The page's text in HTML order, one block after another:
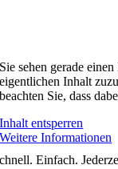
Sie sehen gerade
eigentlichen Inhalt
beachten Sie, dass
Inhalt entsperren
Weitere Informationen
Einfach.